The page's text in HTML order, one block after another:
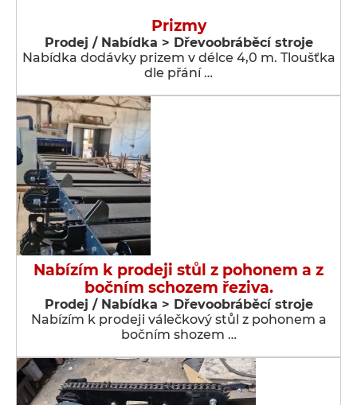
Prizmy
Prodej / Nabídka > Dřevoobráběcí stroje
Nabídka dodávky prizem v délce 4,0 m. Tloušťka
dle přání …
Nabízím k prodeji stůl z pohonem a z
bočním schozem řeziva.
Prodej / Nabídka > Dřevoobráběcí stroje
Nabízím k prodeji válečkový stůl z pohonem a
bočním shozem …